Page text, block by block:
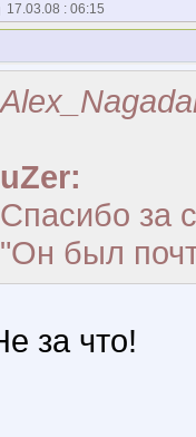
17.03.08 : 06:15
uZer:
Спасибо за
"Он был
за что!